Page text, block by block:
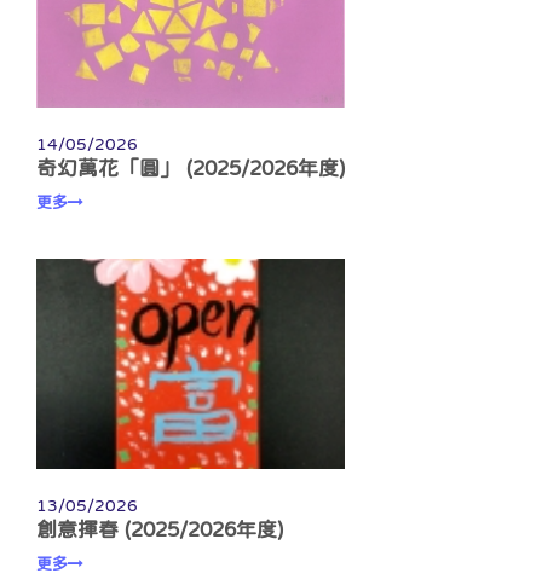
14/05/2026
奇幻萬花「圓」 (2025/2026年度)
更多
13/05/2026
創意揮春 (2025/2026年度)
更多